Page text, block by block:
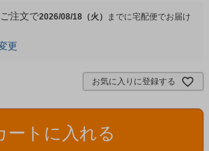
注文で2026/08/18（火） 宅配便
更
お気に入りに登録する
ートに入れる